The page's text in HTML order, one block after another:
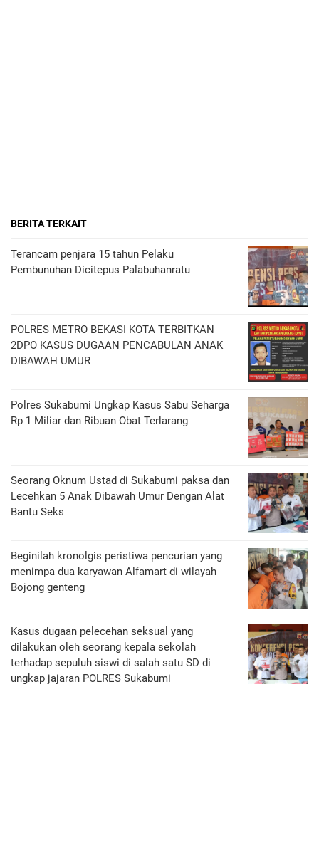
BERITA TERKAIT
Terancam penjara 15 tahun Pelaku
Pembunuhan Dicitepus Palabuhanratu
POLRES METRO BEKASI KOTA TERBITKAN
2DPO KASUS DUGAAN PENCABULAN ANAK
DIBAWAH UMUR
Polres Sukabumi Ungkap Kasus Sabu Seharga
Rp 1 Miliar dan Ribuan Obat Terlarang
Seorang Oknum Ustad di Sukabumi paksa dan
Lecehkan 5 Anak Dibawah Umur Dengan Alat
Bantu Seks
Beginilah kronolgis peristiwa pencurian yang
menimpa dua karyawan Alfamart di wilayah
Bojong genteng
Kasus dugaan pelecehan seksual yang
dilakukan oleh seorang kepala sekolah
terhadap sepuluh siswi di salah satu SD di
ungkap jajaran POLRES Sukabumi